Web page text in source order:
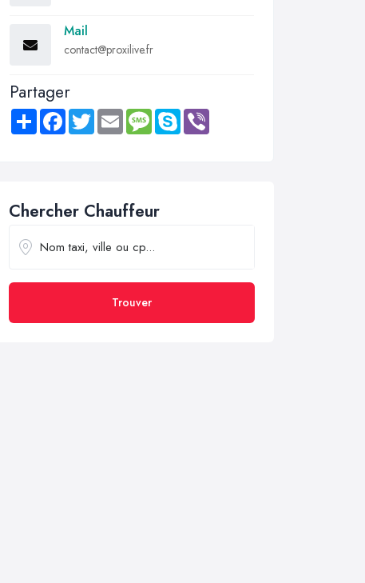
Mail
contact@proxilive.fr
Partager
Share FacebookTwitter Email MessageSkype
Chercher Chauffeur
Trouver